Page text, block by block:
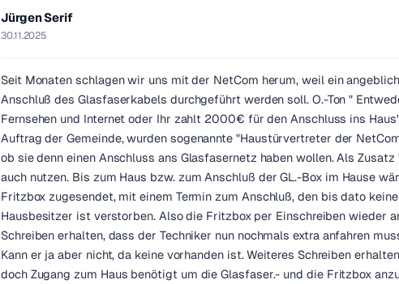
Jürgen Serif
30.11.2025
Seit Monaten schlagen wir uns mit der NetCom herum, weil ein
Anschluß des Glasfaserkabels durchgeführt werden soll. O.-Ton "
Fernsehen und Internet oder Ihr zahlt 2000€ für den Anschluss ins
Auftrag der Gemeinde, wurden sogenannte "Haustürvertreter der
ob sie denn einen Anschluss ans Glasfasernetz haben wollen. Als
auch nutzen. Bis zum Haus bzw. zum Anschluß der GL.-Box im Hause
Fritzbox zugesendet, mit einem Termin zum Anschluß, den bis dato
Hausbesitzer ist verstorben. Also die Fritzbox per Einschreiben wieder
Schreiben erhalten, dass der Techniker nun nochmals extra anfahren
Kann er ja aber nicht, da keine vorhanden ist. Weiteres Schreiben
doch Zugang zum Haus benötigt um die Glasfaser.- und die Fritzbox